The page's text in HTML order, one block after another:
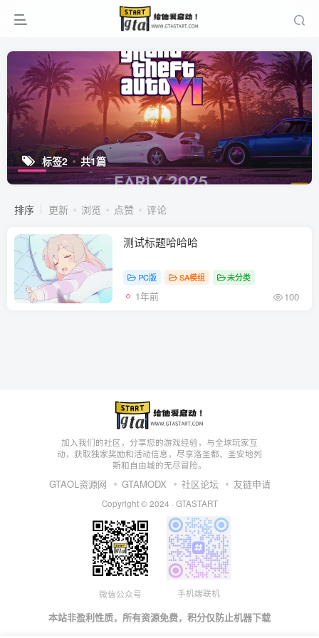
标签2 共1篇
排序 更新 浏览 点赞 评论
测试标题哈哈哈
PC版 SA模组 未分类
1年前 100
加入我们的社区，分享您的游戏经验，与全球玩家互
动，获取独家奖励和活动信息，尽享洛圣都、圣安地列
斯和自由城的无尽冒险。
GTAOL资源网 GTAMODX 社区论坛 友链申请
Copyright © 2024 · GTASTART
微信公众号 手机端联机
本站非盈利性质，所有资源免费，积分仅防止机器下载